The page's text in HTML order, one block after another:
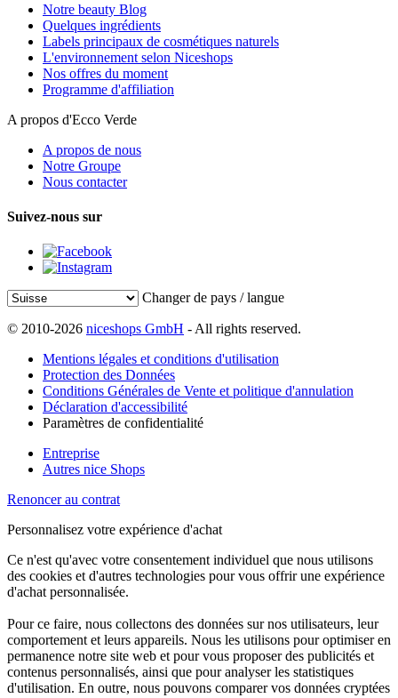
Notre beauty Blog
Quelques ingrédients
Labels principaux de cosmétiques naturels
L'environnement selon Niceshops
Nos offres du moment
Programme d'affiliation
A propos d'Ecco Verde
A propos de nous
Notre Groupe
Nous contacter
Suivez-nous sur
Changer de pays / langue
© 2010-2026 niceshops GmbH - All rights reserved.
Mentions légales et conditions d'utilisation
Protection des Données
Conditions Générales de Vente et politique d'annulation
Déclaration d'accessibilité
Paramètres de confidentialité
Entreprise
Autres nice Shops
Renoncer au contrat
Personnalisez votre expérience d'achat
Ce n'est qu'avec votre consentement individuel que nous utilisons
des cookies et d'autres technologies pour vous offrir une expérience
d'achat personnalisée.
Pour ce faire, nous collectons des données sur nos utilisateurs, leur
comportement et leurs appareils. Nous les utilisons pour optimiser en
permanence notre site web et pour vous proposer des publicités et
contenus personnalisés, ainsi que pour analyser les statistiques
d'utilisation. En outre, nous pouvons comparer vos données cryptées